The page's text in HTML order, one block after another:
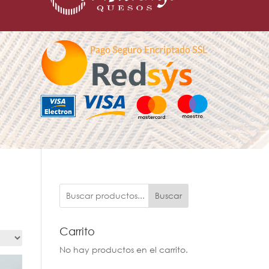
Buscar
Carrito
No hay productos en el carrito.